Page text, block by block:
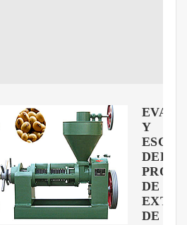
Y
DEL
DE
DE